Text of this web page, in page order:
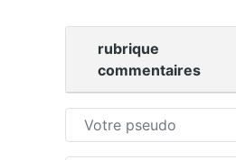
rubrique
commentaires